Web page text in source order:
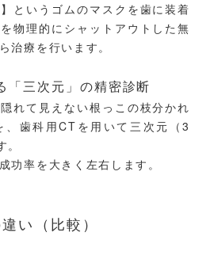
というゴムのマスクを歯に装着
物理的にシャットアウトした無
治療を行います。
「三次元」の精密診断
れて見えない根っこの枝分かれ
、歯科用CTを用いて三次元（3
功率を大きく左右します。
い（比較）